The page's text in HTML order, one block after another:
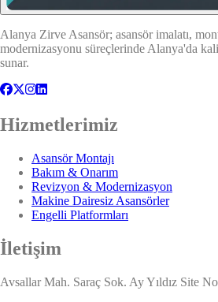
Alanya Zirve Asansör; asansör imalatı,
modernizasyonu süreçlerinde Alanya'da
sunar.
Hizmetlerimiz
Asansör Montajı
Bakım & Onarım
Revizyon & Modernizasyon
Makine Dairesiz Asansörler
Engelli Platformları
İletişim
Avsallar Mah. Saraç Sok. Ay Yıldız Site